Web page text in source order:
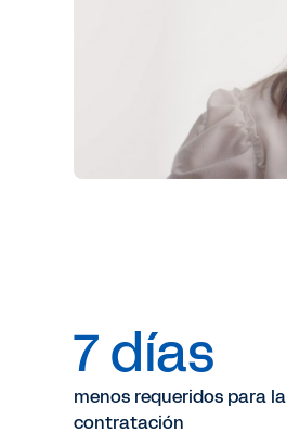
7 días
menos requeridos para la
contratación